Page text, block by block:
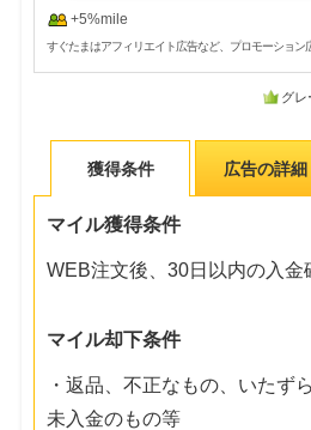
+5%mile
すぐたまはアフィリエイト広告など、プロモーション
グレ
獲得条件 広告の詳細
マイル獲得条件
WEB注文後、30日以内の入金
マイル却下条件
・返品、不正なもの、いたず
未入金のもの等